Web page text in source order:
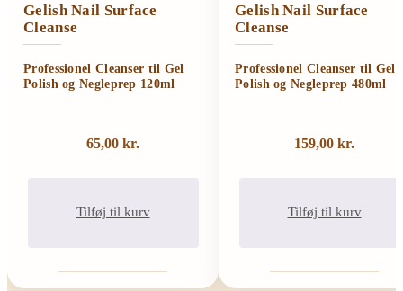
Gelish Nail Surface
Cleanse
Professionel Cleanser til Gel
Polish og Negleprep 120ml
65,00 kr.
Tilføj til kurv
Gelish Nail Surface
Cleanse
Professionel Cleanser til Gel
Polish og Negleprep 480ml
159,00 kr.
Tilføj til kurv